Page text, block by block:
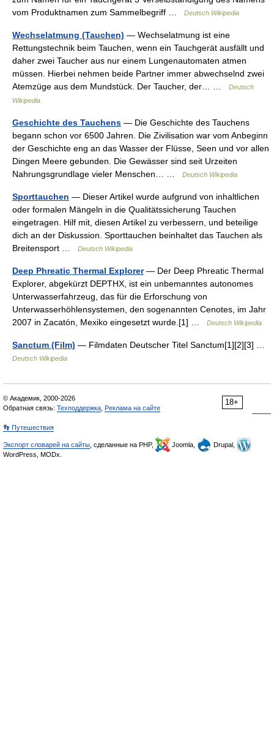
vom Produktnamen zum Sammelbegriff …
Deutsch Wikipedia
Wechselatmung (Tauchen) — Wechselatmung ist eine
Rettungstechnik beim Tauchen, wenn ein Tauchgerät ausfällt und
daher zwei Taucher aus nur einem Lungenautomaten atmen
müssen. Hierbei nehmen beide Partner immer abwechselnd zwei
Atemzüge aus dem Mundstück. Der Taucher, der… …
Deutsch
Wikipedia
Geschichte des Tauchens — Die Geschichte des Tauchens
begann schon vor 6500 Jahren. Die Zivilisation war vom Anbeginn
der Geschichte eng an das Wasser der Flüsse, Seen und vor allen
Dingen Meere gebunden. Die Gewässer sind seit Urzeiten
Nahrungsgrundlage vieler Menschen… …
Deutsch Wikipedia
Sporttauchen — Dieser Artikel wurde aufgrund von inhaltlichen
oder formalen Mängeln in die Qualitätssicherung Tauchen
eingetragen. Hilf mit, diesen Artikel zu verbessern, und beteilige
dich an der Diskussion. Sporttauchen beinhaltet das Tauchen als
Breitensport …
Deutsch Wikipedia
Deep Phreatic Thermal Explorer— Der Deep Phreatic Thermal
Explorer, abgekürzt DEPTHX, ist ein unbemanntes autonomes
Unterwasserfahrzeug, das für die Erforschung von
Unterwasserhöhlensystemen, den sogenannten Cenotes, im Jahr
2007 in Zacatón, Mexiko eingesetzt wurde.[1] …
Deutsch Wikipedia
Sanctum (Film) — Filmdaten Deutscher Titel Sanctum[1][2][3] …
Deutsch Wikipedia
18+
© Академик, 2000-2026
Обратная связь: Техподдержка Реклама на сайте
👣 Путешествия
Экспорт словарей на сайты , сделанные на PHP, Joomla,
Drupal,
WordPress, MODx.